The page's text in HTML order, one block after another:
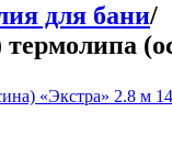
для бани/